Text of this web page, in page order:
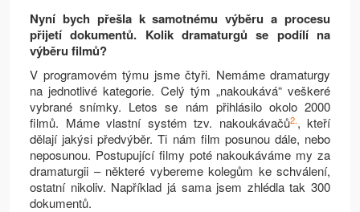
Nyní bych přešla k samotnému výběru a procesu
přijetí dokumentů. Kolik dramaturgů se podílí na
výběru filmů?
V programovém týmu jsme čtyři. Nemáme dramaturgy
na jednotlivé kategorie. Celý tým „nakoukává“ veškeré
vybrané snímky. Letos se nám přihlásilo okolo 2000
filmů. Máme vlastní systém tzv. nakoukávačů2., kteří
dělají jakýsi předvýběr. Ti nám film posunou dále, nebo
neposunou. Postupující filmy poté nakoukáváme my za
dramaturgii – některé vybereme kolegům ke schválení,
ostatní nikoliv. Například já sama jsem zhlédla tak 300
dokumentů.